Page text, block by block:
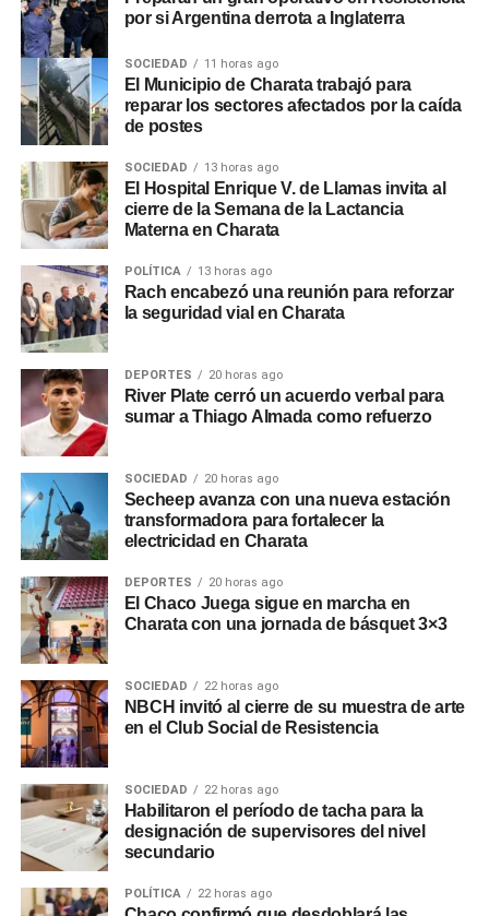
por si Argentina derrota a Inglaterra
SOCIEDAD 11 horas ago
El Municipio de Charata trabajó para
reparar los sectores afectados por la caída
de postes
SOCIEDAD 13 horas ago
El Hospital Enrique V. de Llamas invita al
cierre de la Semana de la Lactancia
Materna en Charata
POLÍTICA 13 horas ago
Rach encabezó una reunión para reforzar
la seguridad vial en Charata
DEPORTES 20 horas ago
River Plate cerró un acuerdo verbal para
sumar a Thiago Almada como refuerzo
SOCIEDAD 20 horas ago
Secheep avanza con una nueva estación
transformadora para fortalecer la
electricidad en Charata
DEPORTES 20 horas ago
El Chaco Juega sigue en marcha en
Charata con una jornada de básquet 3×3
SOCIEDAD 22 horas ago
NBCH invitó al cierre de su muestra de arte
en el Club Social de Resistencia
SOCIEDAD 22 horas ago
Habilitaron el período de tacha para la
designación de supervisores del nivel
secundario
POLÍTICA 22 horas ago